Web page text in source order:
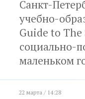
Санкт-
учебно-
Guide to The
социально-
маленьком
22 марта / 14:28